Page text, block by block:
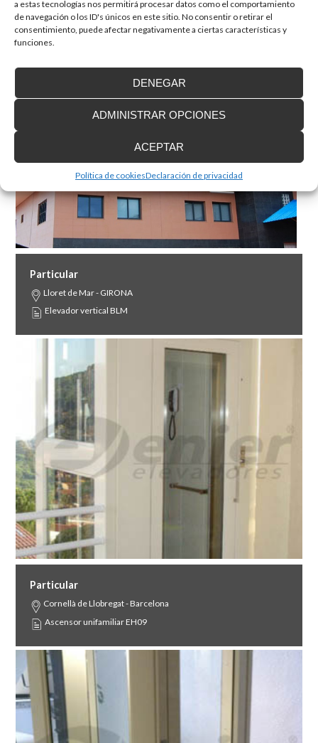
a estas tecnologías nos permitirá procesar datos como el comportamiento
de navegación o los ID's únicos en este sitio. No consentir o retirar el
consentimiento, puede afectar negativamente a ciertas características y
funciones.
ACEPTAR
DENEGAR
ADMINISTRAR OPCIONES
Política de cookiesDeclaración de privacidad
Particular
Lloret de Mar - GIRONA
Elevador vertical BLM
Particular
Cornellà de Llobregat - Barcelona
Ascensor unifamiliar EH09